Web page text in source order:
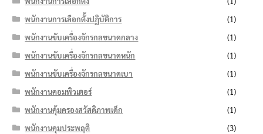
พนักงานการเลือกตั้งปฏิบัติการ
(1)
พนักงานขับเครื่องจักรกลขนาดกลาง
(1)
พนักงานขับเครื่องจักรกลขนาดหนัก
(1)
พนักงานขับเครื่องจักรกลขนาดเบา
(1)
พนักงานคอมพิวเตอร์
(1)
พนักงานคุ้มครองสวัสดิภาพเด็ก
(1)
พนักงานคุมประพฤติ
(3)